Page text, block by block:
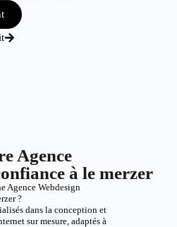
Agence
à le merzer
Agence Webdesign
?
dans la conception et
sur mesure, adaptés à